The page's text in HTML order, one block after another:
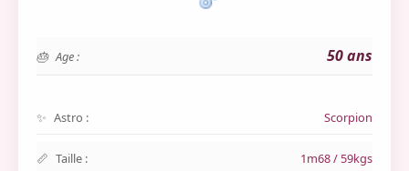
Age : 50 ans
Astro : Scorpion
Taille : 1m68 / 59kgs